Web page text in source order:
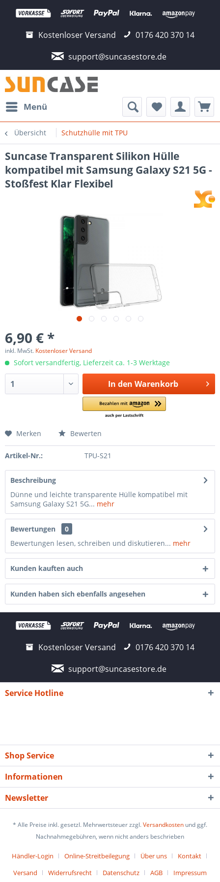
Kostenloser Versand
0176 420 370 14
support@suncasestore.de
Menü
Übersicht Schutzhülle mit TPU
Suncase Transparent Silikon Hülle
kompatibel mit Samsung Galaxy S21 5G -
Stoßfest Klar Flexibel
6,90 € *
inkl. MwSt. Kostenloser Versand
Sofort versandfertig, Lieferzeit ca. 1-3 Werktage
In den Warenkorb
Merken Bewerten
Artikel-Nr.: TPU-S21
Beschreibung
Dünne und leichte transparente Hülle kompatibel mit
Samsung Galaxy S21 5G... mehr
Bewertungen
0
Bewertungen lesen, schreiben und diskutieren... mehr
Kunden kauften auch
Kunden haben sich ebenfalls angesehen
Kostenloser Versand
0176 420 370 14
support@suncasestore.de
Service Hotline
Shop Service
Informationen
Newsletter
* Alle Preise inkl. gesetzl. Mehrwertsteuer zzgl.Versandkosten und ggf.
Nachnahmegebühren, wenn nicht anders beschrieben
Händler-Login Online-Streitbeilegung Über uns
Kontakt
Versand
Widerrufsrecht Datenschutz AGB Impressum